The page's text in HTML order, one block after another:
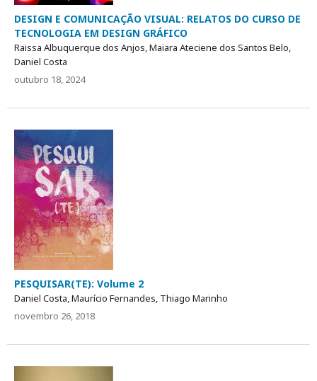
DESIGN E COMUNICAÇÃO VISUAL: RELATOS DO CURSO DE
TECNOLOGIA EM DESIGN GRÁFICO
Raissa Albuquerque dos Anjos, Maiara Ateciene dos Santos Belo,
Daniel Costa
outubro 18, 2024
PESQUISAR(TE): Volume 2
Daniel Costa, Maurício Fernandes, Thiago Marinho
novembro 26, 2018